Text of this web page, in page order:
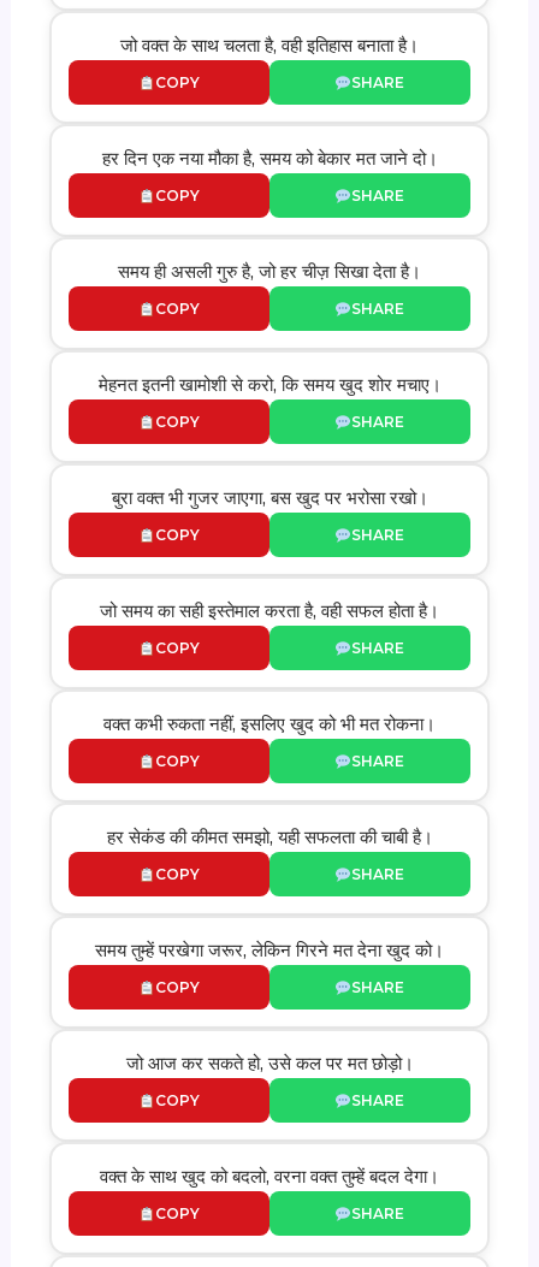
जो वक्त के साथ चलता है, वही इतिहास बनाता है।
COPY SHARE
हर दिन एक नया मौका है, समय को बेकार मत जाने दो।
COPY SHARE
समय ही असली गुरु है, जो हर चीज़ सिखा देता है।
COPY SHARE
मेहनत इतनी खामोशी से करो, कि समय खुद शोर मचाए।
COPY SHARE
बुरा वक्त भी गुजर जाएगा, बस खुद पर भरोसा रखो।
COPY SHARE
जो समय का सही इस्तेमाल करता है, वही सफल होता है।
COPY SHARE
वक्त कभी रुकता नहीं, इसलिए खुद को भी मत रोकना।
COPY SHARE
हर सेकंड की कीमत समझो, यही सफलता की चाबी है।
COPY SHARE
समय तुम्हें परखेगा जरूर, लेकिन गिरने मत देना खुद को।
COPY SHARE
जो आज कर सकते हो, उसे कल पर मत छोड़ो।
COPY SHARE
वक्त के साथ खुद को बदलो, वरना वक्त तुम्हें बदल देगा।
COPY SHARE